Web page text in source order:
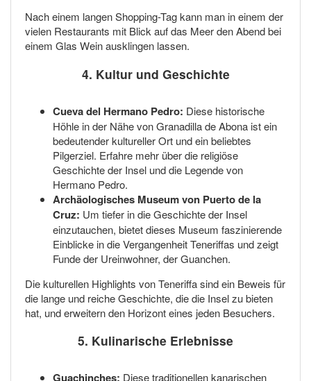
Nach einem langen Shopping-Tag kann man in einem der
vielen Restaurants mit Blick auf das Meer den Abend bei
einem Glas Wein ausklingen lassen.
4. Kultur und Geschichte
Cueva del Hermano Pedro: Diese historische
Höhle in der Nähe von Granadilla de Abona ist ein
bedeutender kultureller Ort und ein beliebtes
Pilgerziel. Erfahre mehr über die religiöse
Geschichte der Insel und die Legende von
Hermano Pedro.
Archäologisches Museum von Puerto de la
Cruz: Um tiefer in die Geschichte der Insel
einzutauchen, bietet dieses Museum faszinierende
Einblicke in die Vergangenheit Teneriffas und zeigt
Funde der Ureinwohner, der Guanchen.
Die kulturellen Highlights von Teneriffa sind ein Beweis für
die lange und reiche Geschichte, die die Insel zu bieten
hat, und erweitern den Horizont eines jeden Besuchers.
5. Kulinarische Erlebnisse
Guachinches: Diese traditionellen kanarischen